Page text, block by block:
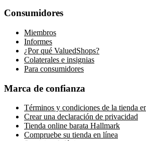
Consumidores
Miembros
Informes
¿Por qué ValuedShops?
Colaterales e insignias
Para consumidores
Marca de confianza
Términos y condiciones de la tienda
Crear una declaración de privacidad
Tienda online barata Hallmark
Compruebe su tienda en línea